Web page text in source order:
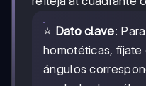
⭐ Dato clave:
homotéticas,
ángulos